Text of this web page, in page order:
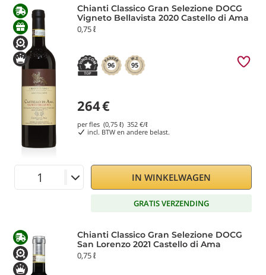
Chianti Classico Gran Selezione DOCG
Vigneto Bellavista 2020 Castello di Ama
0,75 ℓ
96 95
264€
per fles (0,75 ℓ) 352 €/ℓ
incl. BTW en andere belast.
IN WINKELWAGEN
GRATIS VERZENDING
Chianti Classico Gran Selezione DOCG
San Lorenzo 2021 Castello di Ama
0,75 ℓ